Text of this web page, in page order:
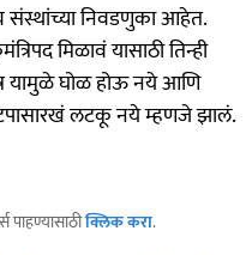
संस्थांच्या निवडणुका आहेत.
मिळावं यासाठी तिन्ही
यामुळे घोळ होऊ नये आणि
लटकू नये म्हणजे झालं.
पाहण्यासाठीक्लिक करा.